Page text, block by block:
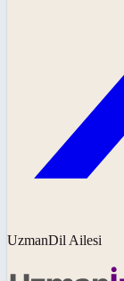
UzmanDil Ailesi